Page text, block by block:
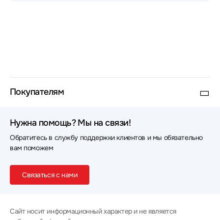
России.
Покупателям
Нужна помощь? Мы на связи!
Обратитесь в службу поддержки клиентов и мы обязательно
вам поможем
Связаться с нами
Сайт носит информационный характер и не является